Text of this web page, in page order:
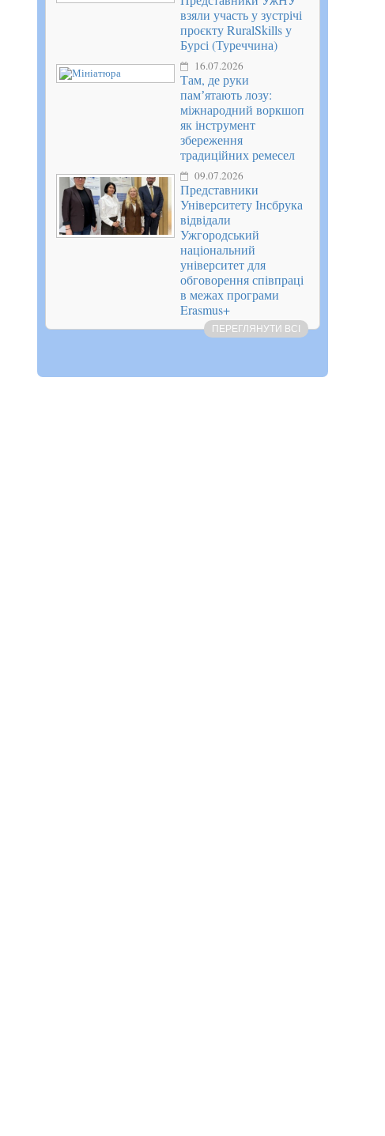
взяли участь у зустрічі
проєкту RuralSkills у
Бурсі (Туреччина)
16.07.2026
Там, де руки
памʼятають лозу:
міжнародний воркшоп
як інструмент
збереження
традиційних ремесел
09.07.2026
Представники
Університету Інсбрука
відвідали
Ужгородський
національний
університет для
обговорення співпраці
в межах програми
Erasmus+
ПЕРЕГЛЯНУТИ ВСІ